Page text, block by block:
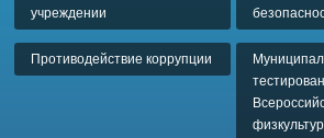
учреждении
Противодействие коррупции